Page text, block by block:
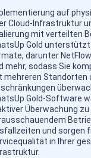
auf
Cloud-Infrastruktur
mit verteilten
Gold unterstützt
darunter
mehr, sodass Sie
mehreren Standorten
Gold-Software
Überwachung zu
und sorgen
in Ihrer